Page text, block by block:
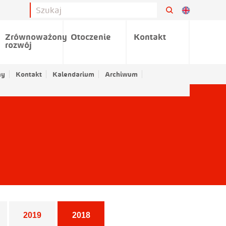
Kontakt Kalendarium Archiwum
Zrównoważony
rozwój
Otoczenie Kontakt
2019 2018